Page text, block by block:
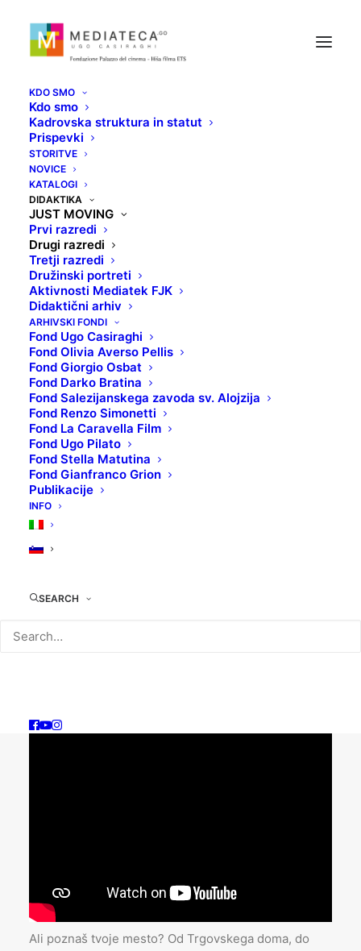
KDO SMO
Kdo smo
Kadrovska struktura in statut
Prispevki
STORITVE
NOVICE
KATALOGI
DIDAKTIKA
JUST MOVING
Prvi razredi
Drugi razredi
Tretji razredi
Družinski portreti
Aktivnosti Mediatek FJK
Didaktični arhiv
ARHIVSKI FONDI
Fond Ugo Casiraghi
Fond Olivia Averso Pellis
Fond Giorgio Osbat
Fond Darko Bratina
Fond Salezijanskega zavoda sv. Alojzija
Fond Renzo Simonetti
Fond La Caravella Film
Fond Ugo Pilato
Fond Stella Matutina
Fond Gianfranco Grion
Publikacije
INFO
SEARCH
Drugi razredi
KRATKI FILMI DRUGIH
RAZREDOV ŠOLE "G.I. ASCOLI"
Una passeggiata per Gorizia
Ali poznaš tvoje mesto? Od Trgovskega doma, do